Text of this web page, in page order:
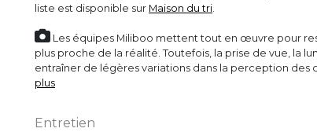
liste est disponible sur Maison du tri
Les équipes Miliboo mettent tout en œuvre pour
plus proche de la réalité. Toutefois, la prise de vue, la
entraîner de légères variations dans la perception des
plus
Entretien